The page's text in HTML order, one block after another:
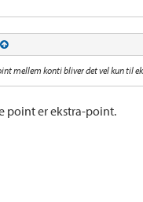
mellem konti bliver det vel kun til
point er ekstra-point.